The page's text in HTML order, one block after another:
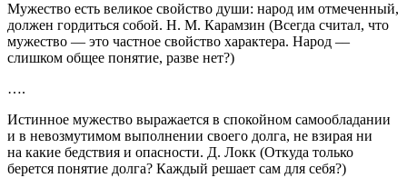
Мужество есть великое свойство души: народ им отмеченный,
должен гордиться собой. Н. М. Карамзин (Всегда считал, что
мужество — это частное свойство характера. Народ ‒‒
слишком общее понятие, разве нет?)
….
Истинное мужество выражается в спокойном самообладании
и в невозмутимом выполнении своего долга, не взирая ни
на какие бедствия и опасности. Д. Локк (Откуда только
берется понятие долга? Каждый решает сам для себя?)